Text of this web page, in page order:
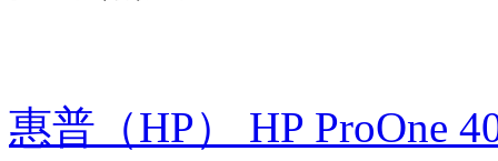
惠普（HP） HP ProOne